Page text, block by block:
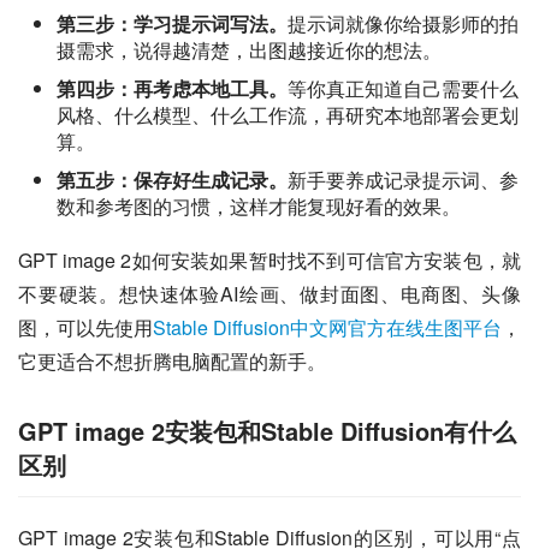
第三步：学习提示词写法。 提示词就像你给摄影师的拍
摄需求，说得越清楚，出图越接近你的想法。
第四步：再考虑本地工具。 等你真正知道自己需要什么
风格、什么模型、什么工作流，再研究本地部署会更划
算。
第五步：保存好生成记录。 新手要养成记录提示词、参
数和参考图的习惯，这样才能复现好看的效果。
GPT image 2如何安装如果暂时找不到可信官方安装包，就
不要硬装。想快速体验AI绘画、做封面图、电商图、头像
图，可以先使用Stable Diffusion中文网官方在线生图平台 ，
它更适合不想折腾电脑配置的新手。
GPT image 2安装包和Stable Diffusion有什么
区别
GPT image 2安装包和Stable Diffusion的区别，可以用“点